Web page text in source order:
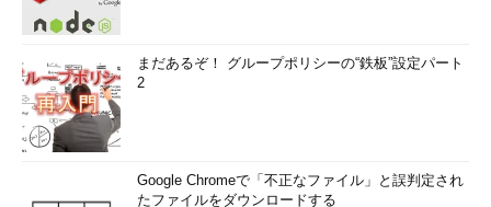
が使用されるのですが、例外もあります。その一つが、「.NET
については、既定ではWinSxSフォルダーにソースファイルがあ
りません（画面7
まだあるぞ！ グループポリシーの“鉄板”設定パート
2
Google Chromeで「不正なファイル」と誤判定され
たファイルをダウンロードする